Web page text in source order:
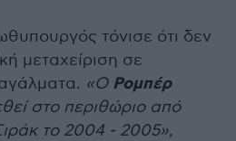
τόνισε ότι δεν
μεταχείριση σε
«Ο Ρομπέρ
στο περιθώριο από
το 2004 - 2005»,